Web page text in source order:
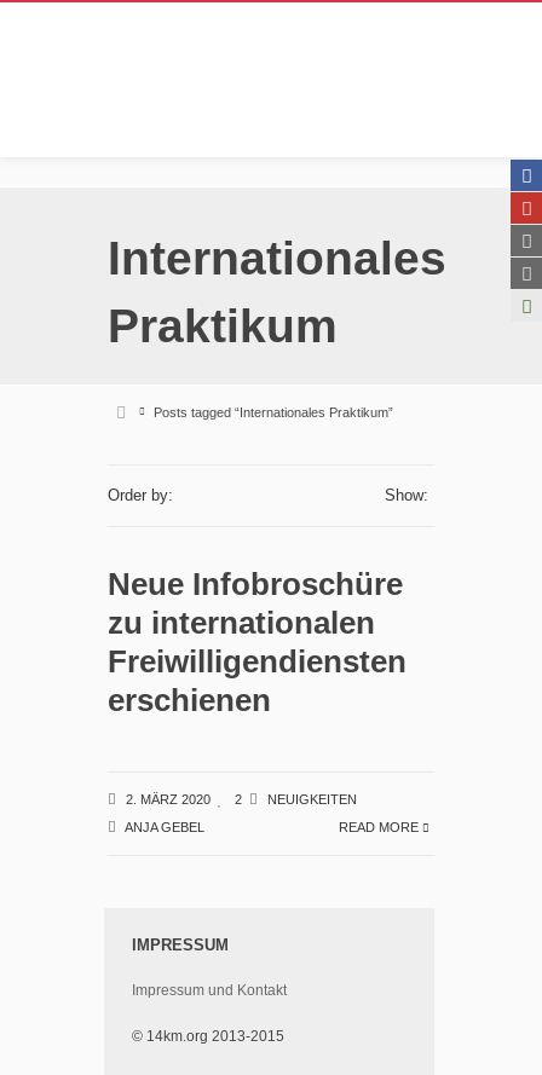
Internationales
Praktikum
Posts tagged “Internationales Praktikum”
Order by: Show:
Neue Infobroschüre
zu internationalen
Freiwilligendiensten
erschienen
2. MÄRZ 2020 2
NEUIGKEITEN
ANJA GEBEL
READ MORE
IMPRESSUM
Impressum und Kontakt
© 14km.org 2013-2015